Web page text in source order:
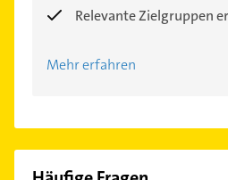
Relevante Zielgruppen
Mehr erfahren